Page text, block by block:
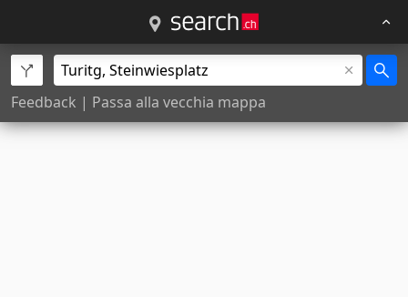
Feedback | Passa alla vecchia mappa